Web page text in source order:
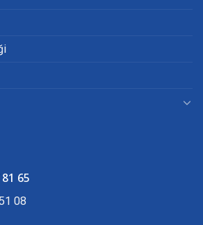
65
08